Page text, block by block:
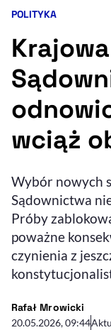
Sprawdź, jak i
Deklaracja
Kategoria artykułu:
POLITYKA
wciąż
Wybór nowych
Sądownictwa
Próby
poważne
czynienia z
Rafał Mrowicki-
20.05.2026, 09:44